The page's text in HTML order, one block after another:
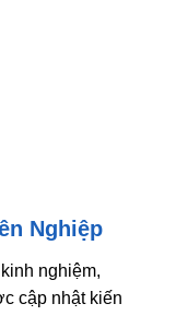
Nghiệp
nghiệm,
cập nhật kiến